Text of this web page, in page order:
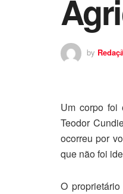
by
Um corpo foi
Teodor
ocorreu por
que não foi
O